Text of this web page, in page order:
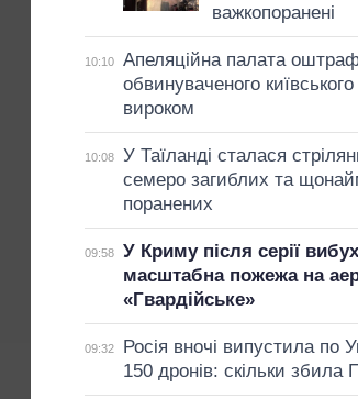
важкопоранені
10:10
Апеляційна палата
обвинуваченого
вироком
10:08
У Таїланді сталася
семеро загиблих та
поранених
09:58
У Криму після серії
масштабна пожежа на
«Гвардійське»
09:32
Росія вночі випустила по
150 дронів: скільки збила